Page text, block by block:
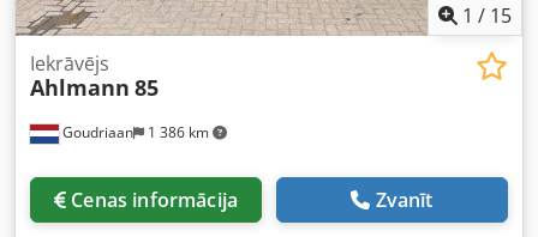
1 / 15
Goudriaan 1 386 km
Iekrāvējs
Ahlmann 85
Cenas informācija Zvanīt